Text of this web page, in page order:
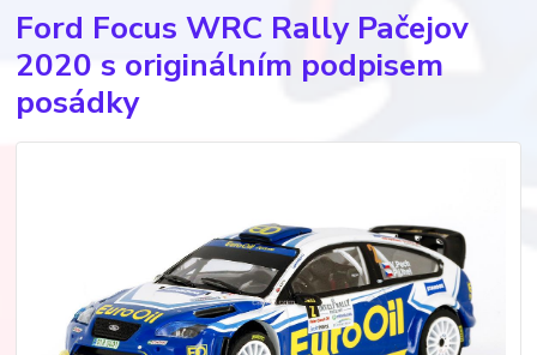
Ford Focus WRC Rally Pačejov
2020 s originálním podpisem
posádky